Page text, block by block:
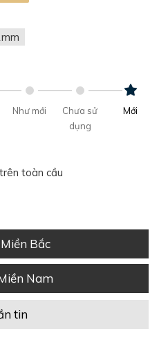
Như mới
Chưa sử
dụng
Mới
toàn cầu
Bắc
Nam
tin